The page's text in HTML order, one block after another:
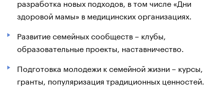
разработка новых подходов, в том числе «Дни
здоровой мамы» в медицинских организациях.
Развитие семейных сообществ – клубы,
образовательные проекты, наставничество.
Подготовка молодежи к семейной жизни – курсы,
гранты, популяризация традиционных ценностей.